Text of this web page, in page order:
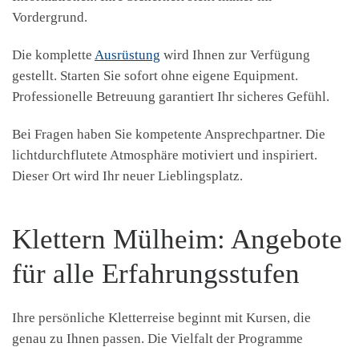
Vordergrund.
Die komplette Ausrüstung wird Ihnen zur Verfügung
gestellt. Starten Sie sofort ohne eigene Equipment.
Professionelle Betreuung garantiert Ihr sicheres Gefühl.
Bei Fragen haben Sie kompetente Ansprechpartner. Die
lichtdurchflutete Atmosphäre motiviert und inspiriert.
Dieser Ort wird Ihr neuer Lieblingsplatz.
Klettern Mülheim: Angebote
für alle Erfahrungsstufen
Ihre persönliche Kletterreise beginnt mit Kursen, die
genau zu Ihnen passen. Die Vielfalt der Programme